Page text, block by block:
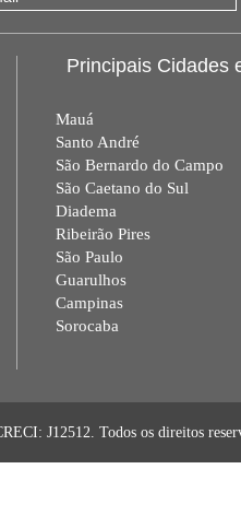
Principais Cidades
Mauá
Santo André
São Bernardo do Campo
São Caetano do Sul
Diadema
Ribeirão Pires
São Paulo
Guarulhos
Campinas
Sorocaba
J12512. Todos os direitos